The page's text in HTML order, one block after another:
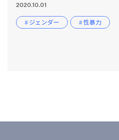
2020.10.01
# ジェンダー # 性暴力